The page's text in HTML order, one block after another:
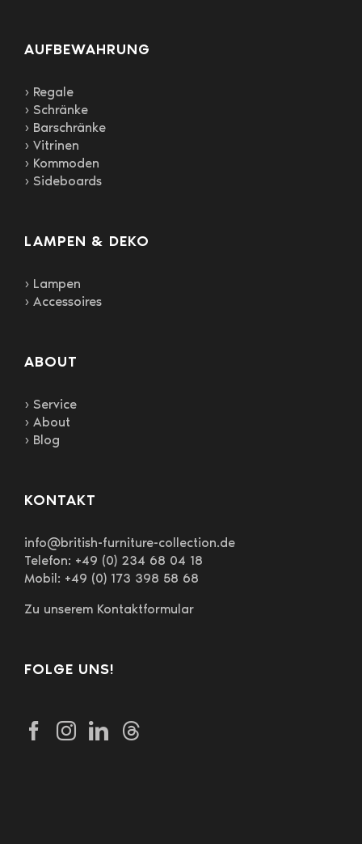
AUFBEWAHRUNG
› Regale
› Schränke
› Barschränke
› Vitrinen
› Kommoden
› Sideboards
LAMPEN & DEKO
› Lampen
› Accessoires
ABOUT
› Service
› About
› Blog
KONTAKT
info@british-furniture-collection.de
Telefon: +49 (0) 234 68 04 18
Mobil: +49 (0) 173 398 58 68
Zu unserem Kontaktformular
FOLGE UNS!